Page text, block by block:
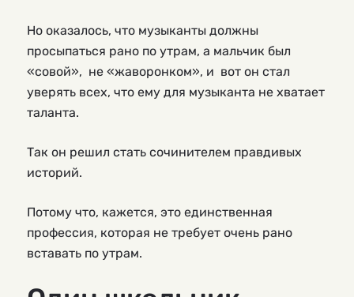
Но оказалось, что музыканты должны
просыпаться рано по утрам, а мальчик был
«совой», не «жаворонком», и вот он стал
уверять всех, что ему для музыканта не хватает
таланта.
Так он решил стать сочинителем правдивых
историй.
Потому что, кажется, это единственная
профессия, которая не требует очень рано
вставать по утрам.